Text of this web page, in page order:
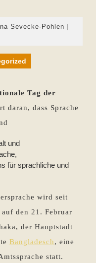
Sevecke-PohlenMartina
Tag der
daran, dass Sprache
und
für sprachliche und
wird seit
den 21. Februar
der Hauptstadt
Bangladesch, eine
statt.